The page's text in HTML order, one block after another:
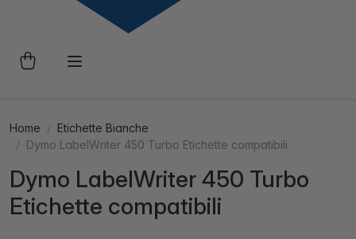
Home
Etichette Bianche
Dymo LabelWriter 450 Turbo Etichette compatibili
Dymo LabelWriter 450 Turbo
Etichette compatibili